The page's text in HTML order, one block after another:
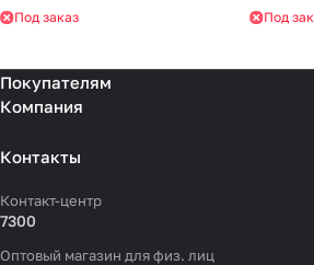
Под заказ
Под
Покупателям
Компания
Контакты
Контакт-центр
7300
Оптовый магазин для физ. лиц